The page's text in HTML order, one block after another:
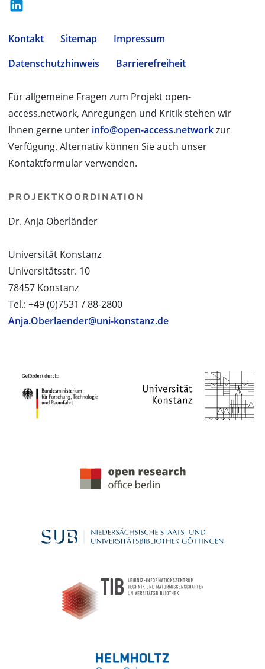
Kontakt Sitemap
Impressum
Datenschutzhinweis
Barrierefreiheit
Für allgemeine Fragen zum Projekt open-
access.network, Anregungen und Kritik stehen wir
Ihnen gerne unter info@open-access.networkzur
Verfügung. Alternativ können Sie auch unser
Kontaktformular verwenden.
PROJEKTKOORDINATION
Dr. Anja Oberländer
Universität Konstanz
Universitätsstr. 10
78457 Konstanz
Tel.: +49 (0)7531 / 88-2800
Anja.Oberlaender@uni-konstanz.de